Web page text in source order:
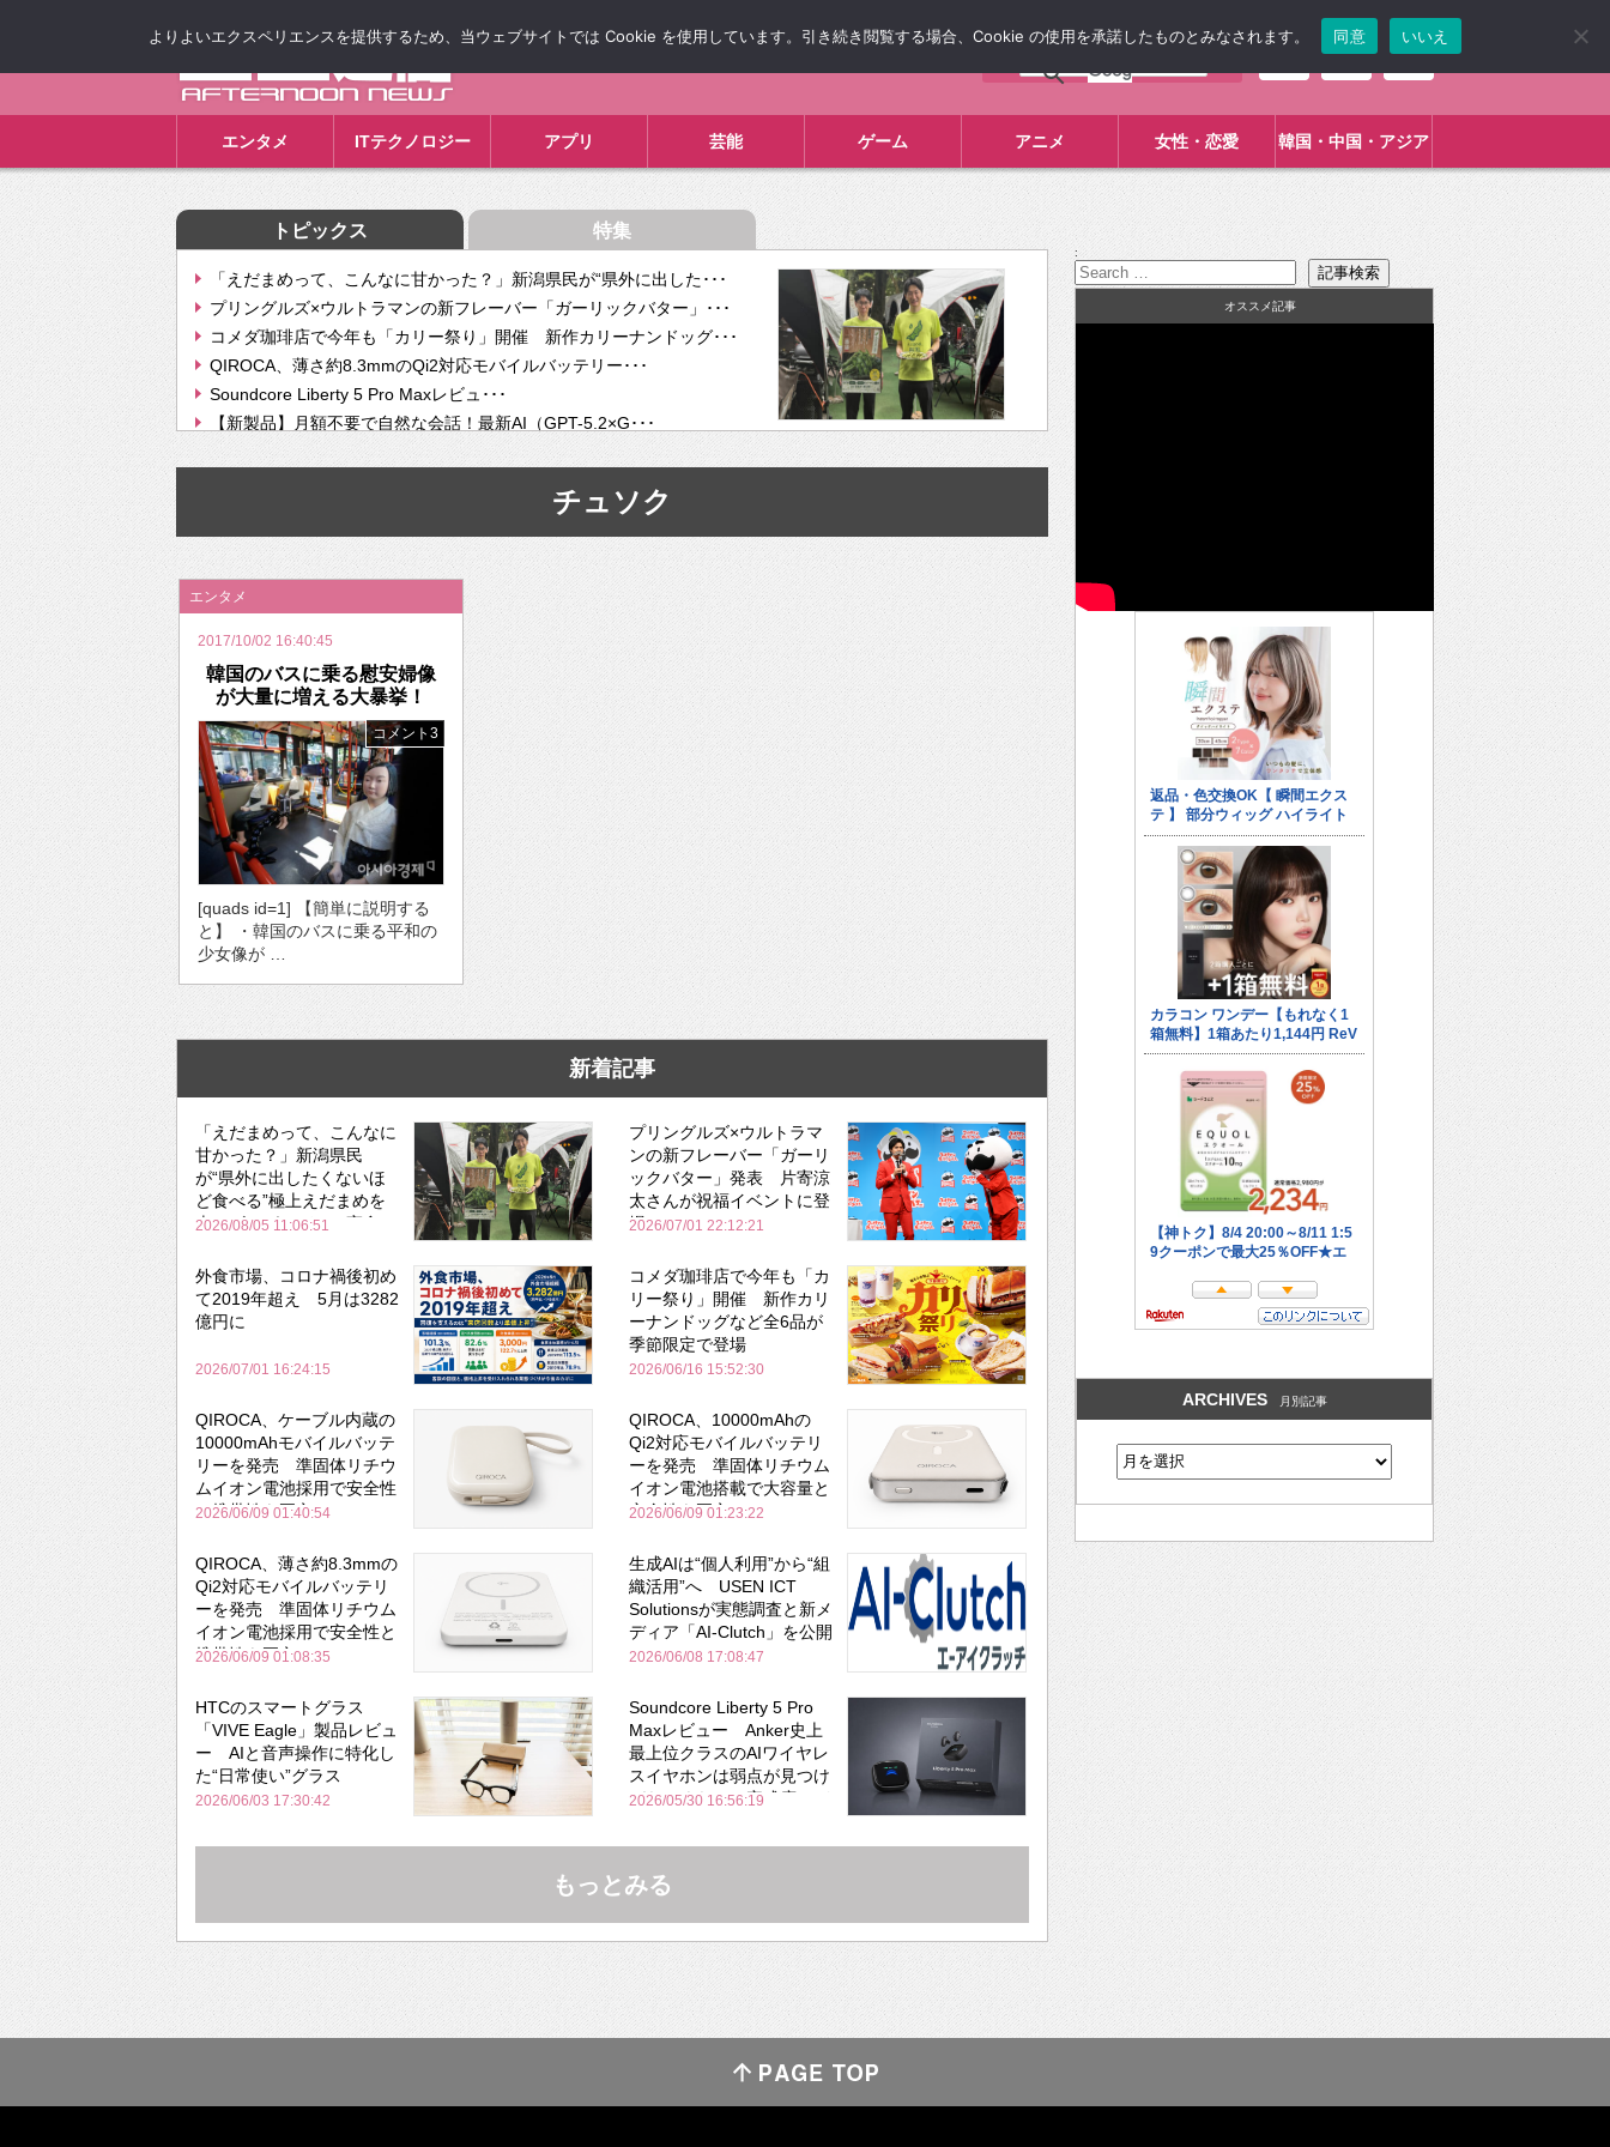
エンタメ ITテクノロジー アプリ 芸能 ゲーム アニメ 女性・恋愛 韓国・中国・アジア
トピックス 特集
「えだまめって、こんなに甘かった？」新潟県民が“県外に出した･･･
プリングルズ×ウルトラマンの新フレーバー「ガーリックバター」･･･
コメダ珈琲店で今年も「カリー祭り」開催 新作カリーナンドッグ･･･
QIROCA、薄さ約8.3mmのQi2対応モバイルバッテリー･･･
Soundcore Liberty 5 Pro Maxレビュ･･･
【新製品】月額不要で自然な会話！最新AI（GPT-5.2×G･･･
【次世代の没入感と生産性】VITURE Luma Ultra･･･
挫折率8割の壁をAIで突破。ジャストシステム、”自分が今話し･･･
2026年のバレンタインは「自分で作って、想いを渡す」 TE･･･
チュソク
エンタメ
2017/10/02 16:40:45
韓国のバスに乗る慰安婦像
が大量に増える大暴挙！
コメント3
[quads id=1] 【簡単に説明する
と】 ・韓国のバスに乗る平和の
少女像が …
新着記事
「えだまめって、こんなに
甘かった？」新潟県民
が“県外に出したくないほ
ど食べる”極上えだまめを
森のビアガーデンで実食
2026/08/05 11:06:51
プリングルズ×ウルトラマ
ンの新フレーバー「ガーリ
ックバター」発表 片寄涼
太さんが祝福イベントに登
場
2026/07/01 22:12:21
外食市場、コロナ禍後初め
て2019年超え 5月は3282
億円に
2026/07/01 16:24:15
コメダ珈琲店で今年も「カ
リー祭り」開催 新作カリ
ーナンドッグなど全6品が
季節限定で登場
2026/06/16 15:52:30
QIROCA、ケーブル内蔵の
10000mAhモバイルバッテ
リーを発売 準固体リチウ
ムイオン電池採用で安全性
と携帯性を両立
2026/06/09 01:40:54
QIROCA、10000mAhの
Qi2対応モバイルバッテリ
ーを発売 準固体リチウム
イオン電池搭載で大容量と
安全性を両立
2026/06/09 01:23:22
QIROCA、薄さ約8.3mmの
Qi2対応モバイルバッテリ
ーを発売 準固体リチウム
イオン電池採用で安全性と
携帯性を両立
2026/06/09 01:08:35
生成AIは“個人利用”から“組
織活用”へ USEN ICT
Solutionsが実態調査と新メ
ディア「AI-Clutch」を公開
2026/06/08 17:08:47
HTCのスマートグラス
「VIVE Eagle」製品レビュ
ー AIと音声操作に特化し
た“日常使い”グラス
2026/06/03 17:30:42
Soundcore Liberty 5 Pro
Maxレビュー Anker史上
最上位クラスのAIワイヤレ
スイヤホンは弱点が見つけ
づらいくらいの完成度にび
Bose並み
2026/05/30 16:56:19
もっとみる
:
オススメ記事
ARCHIVES 月別記事
よりよいエクスペリエンスを提供するため、当ウェブサイトでは Cookie を使用しています。引き続き閲覧する場合、Cookie の使用を承諾したものとみなされます。 同意 いいえ